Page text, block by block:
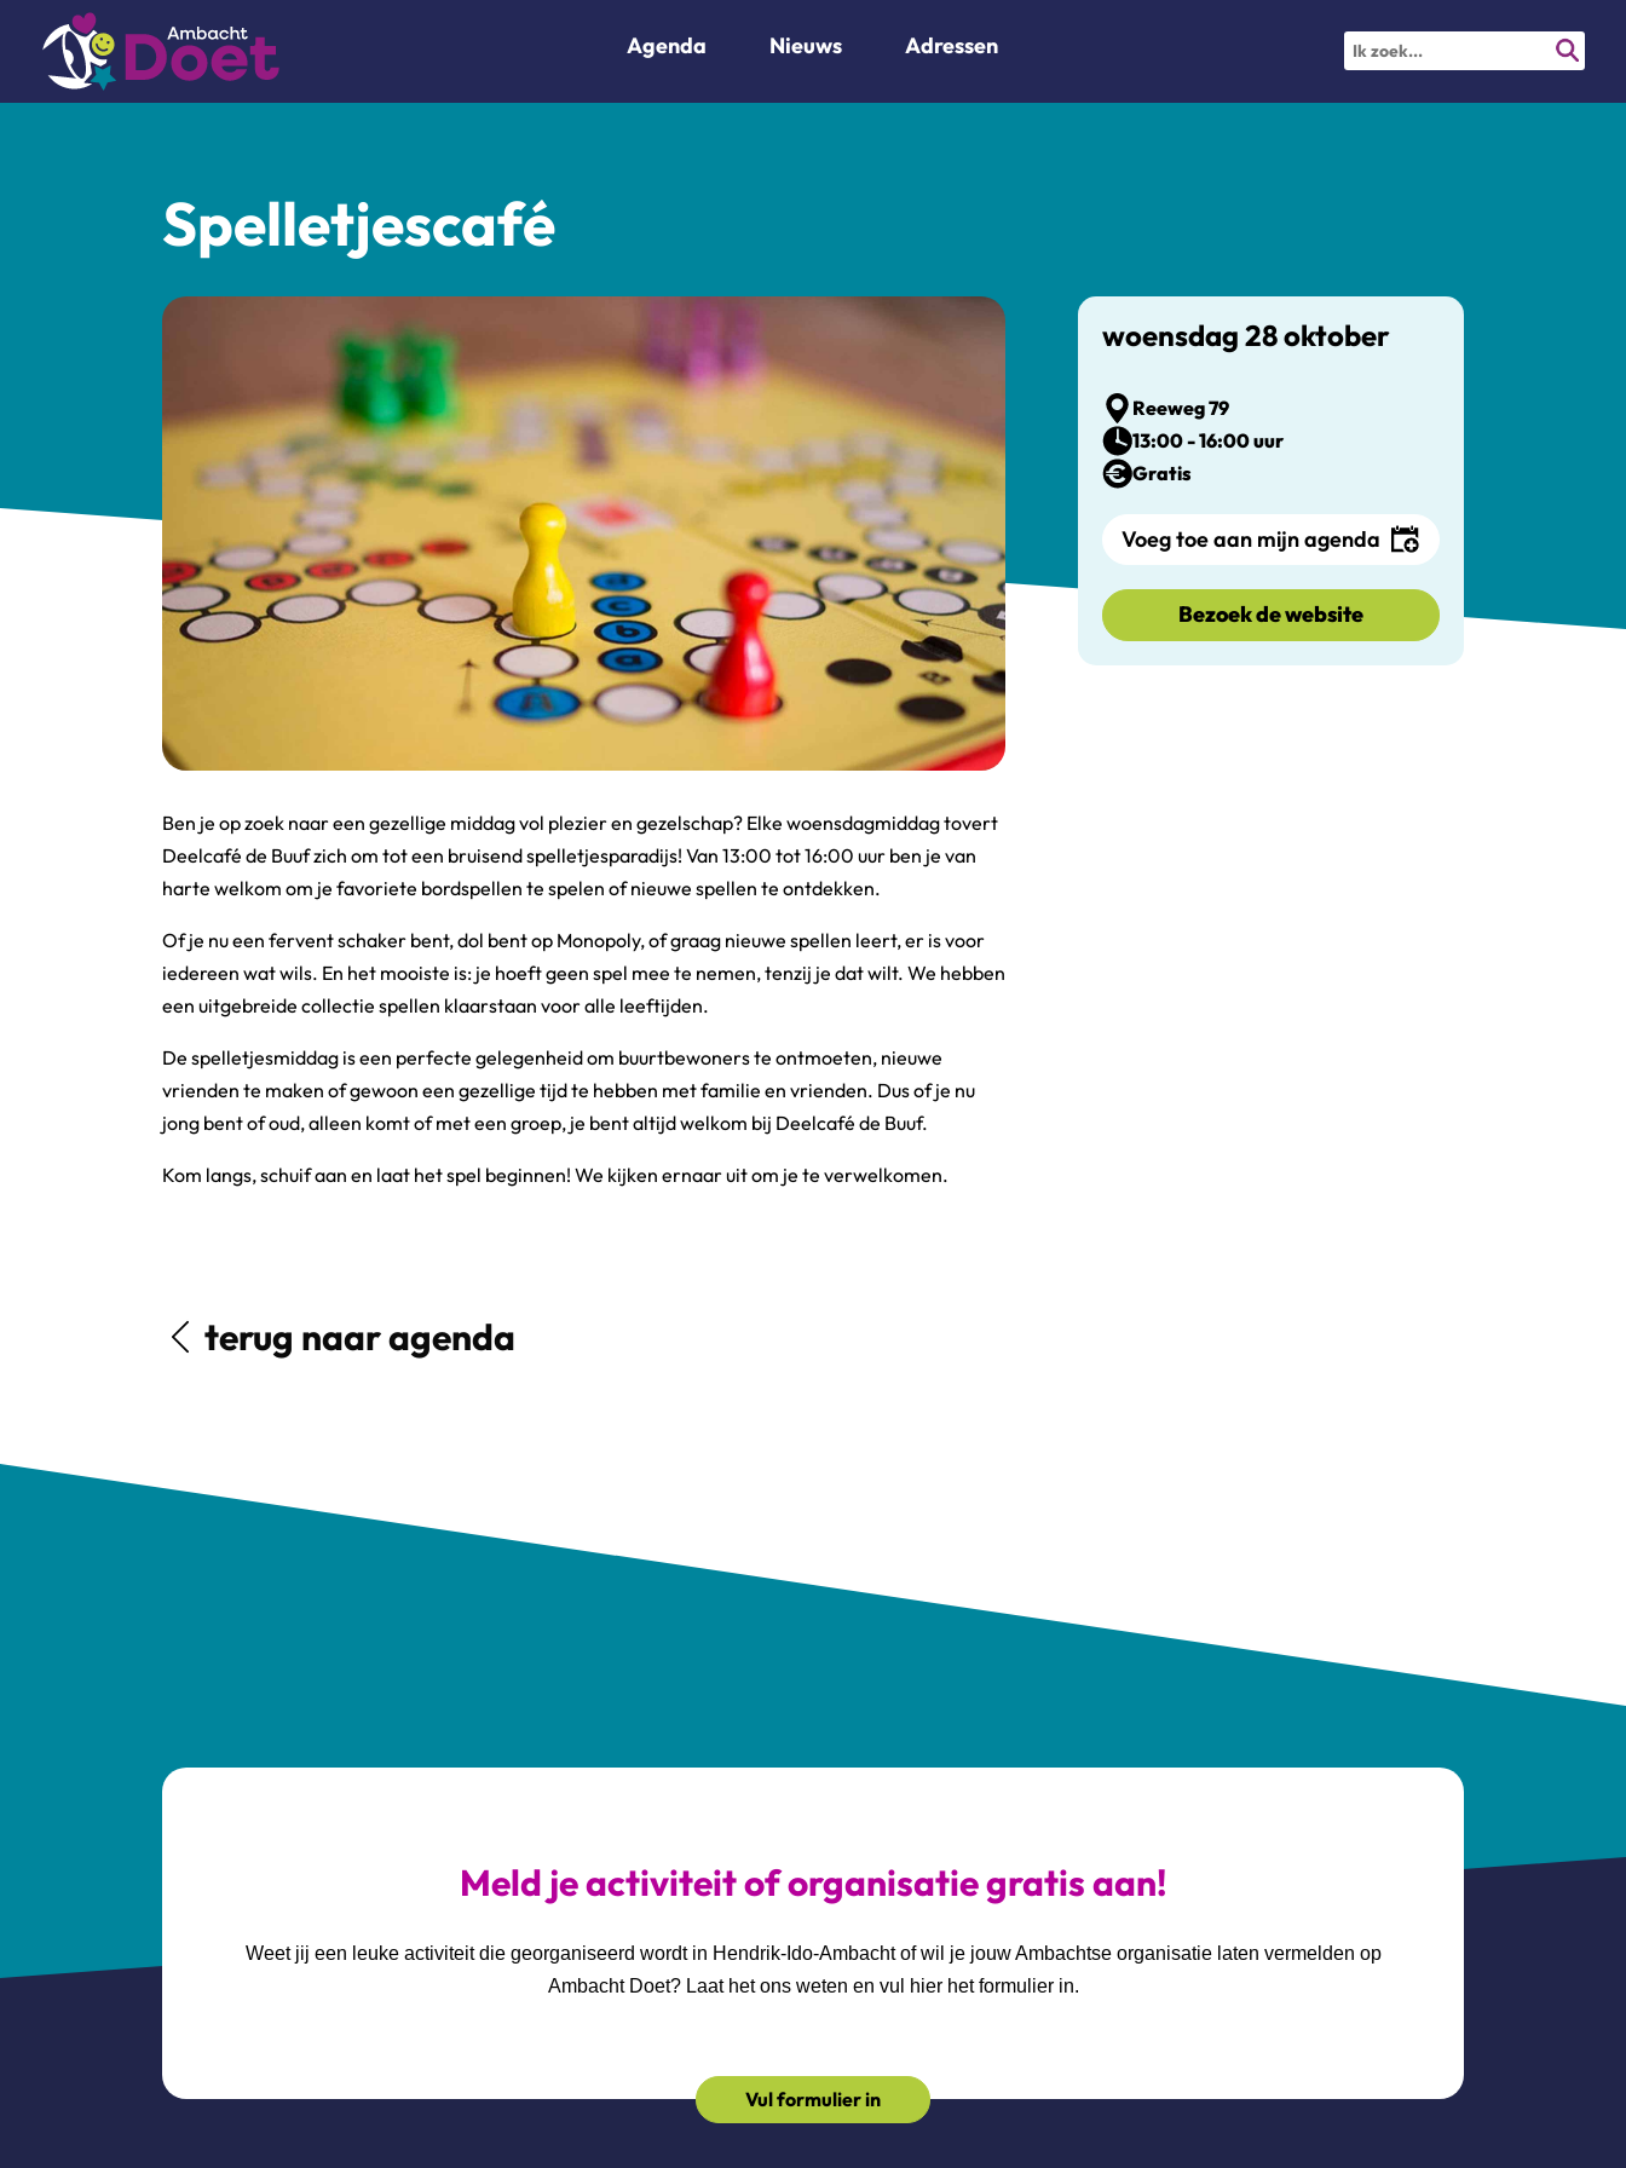
Agenda Nieuws Adressen
Spelletjescafé
Ben je op zoek naar een gezellige middag vol plezier en gezelschap? Elke woensdagmiddag tovert
Deelcafé de Buuf zich om tot een bruisend spelletjesparadijs! Van 13:00 tot 16:00 uur ben je van
harte welkom om je favoriete bordspellen te spelen of nieuwe spellen te ontdekken.
Of je nu een fervent schaker bent, dol bent op Monopoly, of graag nieuwe spellen leert, er is voor
iedereen wat wils. En het mooiste is: je hoeft geen spel mee te nemen, tenzij je dat wilt. We hebben
een uitgebreide collectie spellen klaarstaan voor alle leeftijden.
De spelletjesmiddag is een perfecte gelegenheid om buurtbewoners te ontmoeten, nieuwe
vrienden te maken of gewoon een gezellige tijd te hebben met familie en vrienden. Dus of je nu
jong bent of oud, alleen komt of met een groep, je bent altijd welkom bij Deelcafé de Buuf.
Kom langs, schuif aan en laat het spel beginnen! We kijken ernaar uit om je te verwelkomen.
terug naar agenda
woensdag 28 oktober
Reeweg 79
13:00 - 16:00 uur
Gratis
Voeg toe aan mijn agenda
Bezoek de website
Meld je activiteit of organisatie gratis aan!
Weet jij een leuke activiteit die georganiseerd wordt in Hendrik-Ido-Ambacht of wil je jouw Ambachtse organisatie laten vermelden op
Ambacht Doet? Laat het ons weten en vul hier het formulier in.
Vul formulier in